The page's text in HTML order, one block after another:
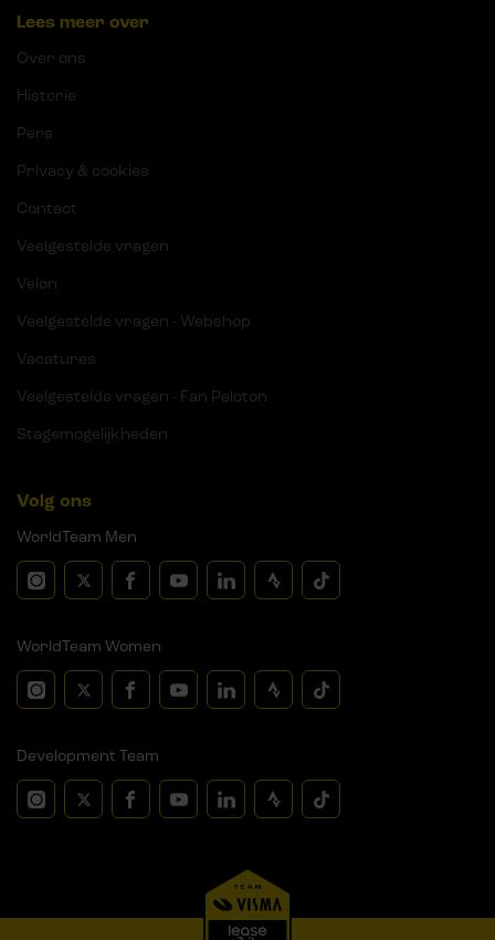
Lees meer over
Over ons
Historie
Pers
Privacy & cookies
Contact
Veelgestelde vragen
Velon
Veelgestelde vragen - Webshop
Vacatures
Veelgestelde vragen - Fan Peloton
Stagemogelijkheden
Volg ons
WorldTeam Men
WorldTeam Women
Development Team